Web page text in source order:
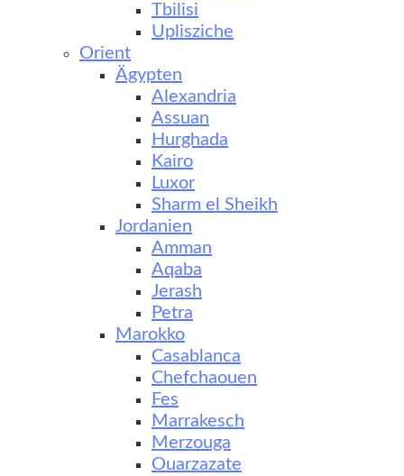
Tbilisi
Uplisziche
Orient
Ägypten
Alexandria
Assuan
Hurghada
Kairo
Luxor
Sharm el Sheikh
Jordanien
Amman
Aqaba
Jerash
Petra
Marokko
Casablanca
Chefchaouen
Fes
Marrakesch
Merzouga
Ouarzazate